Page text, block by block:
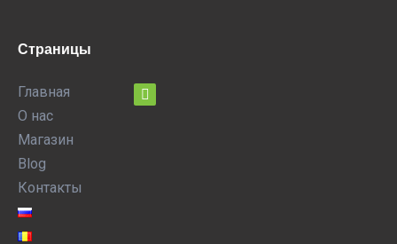
Страницы
Главная
О нас
Магазин
Blog
Контакты